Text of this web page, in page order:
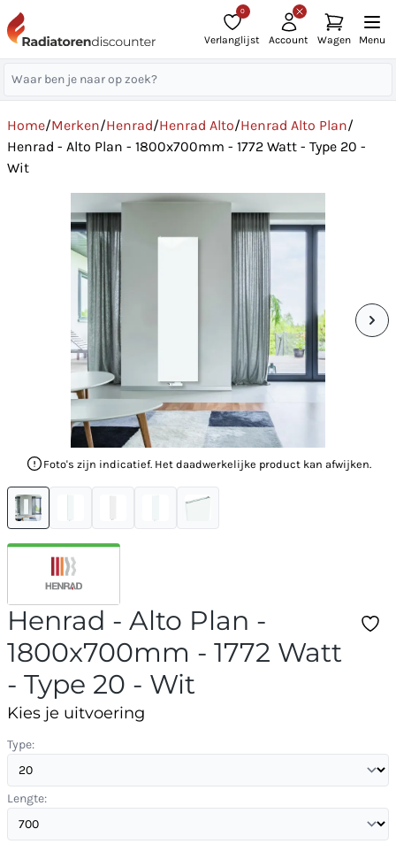
0
Verlanglijst Account Wagen Menu
Home/Merken/Henrad/Henrad Alto/Henrad Alto Plan/
Henrad - Alto Plan - 1800x700mm - 1772 Watt - Type 20 -
Wit
Foto's zijn indicatief. Het daadwerkelijke product kan afwijken.
Henrad - Alto Plan -
1800x700mm - 1772 Watt
- Type 20 - Wit
Kies je uitvoering
Type:
Lengte: